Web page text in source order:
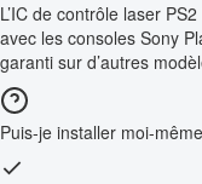
L’IC de contrôle laser
avec les consoles Sony
garanti sur d’autres
Puis-je installer moi-